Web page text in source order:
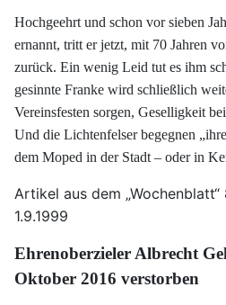
Hochgeehrt und schon vor sieben
ernannt, tritt er jetzt, mit 70 Jahren
zurück. Ein wenig Leid tut es ihm
gesinnte Franke wird schließlich
Vereinsfesten sorgen, Geselligkeit
Und die Lichtenfelser begegnen
dem Moped in der Stadt – oder in
Artikel aus dem
1.9.1999
Ehrenoberzieler Albrecht
Oktober 2016 verstorben